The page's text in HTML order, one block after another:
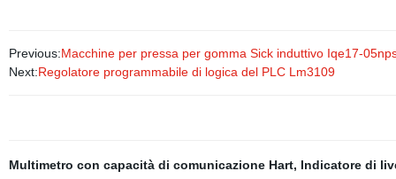
Previous:Macchine per pressa per gomma Sick induttivo Iqe17-
Next:Regolatore programmabile di logica del PLC Lm3109
Multimetro con capacità di comunicazione Hart, Indicatore di